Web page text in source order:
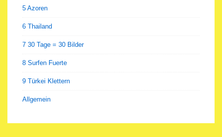
5 Azoren
6 Thailand
7 30 Tage = 30 Bilder
8 Surfen Fuerte
9 Türkei Klettern
Allgemein